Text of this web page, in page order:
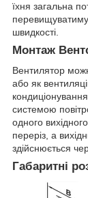
їхня загальна
швидкості.
Монтаж
Вентилятор
або як
системою
одного
переріз, а
здійснюється
Габаритні